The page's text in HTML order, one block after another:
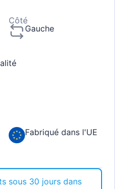
Côté
Gauche
Fabriqué dans l'UE
sous 30 jours dans